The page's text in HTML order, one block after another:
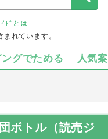
ﾄﾞとは
れています。
グでためる 人気
ボトル（読売ジ